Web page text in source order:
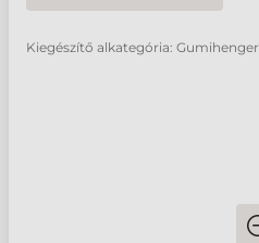
Kiegészítő alkategória: Gumihenger